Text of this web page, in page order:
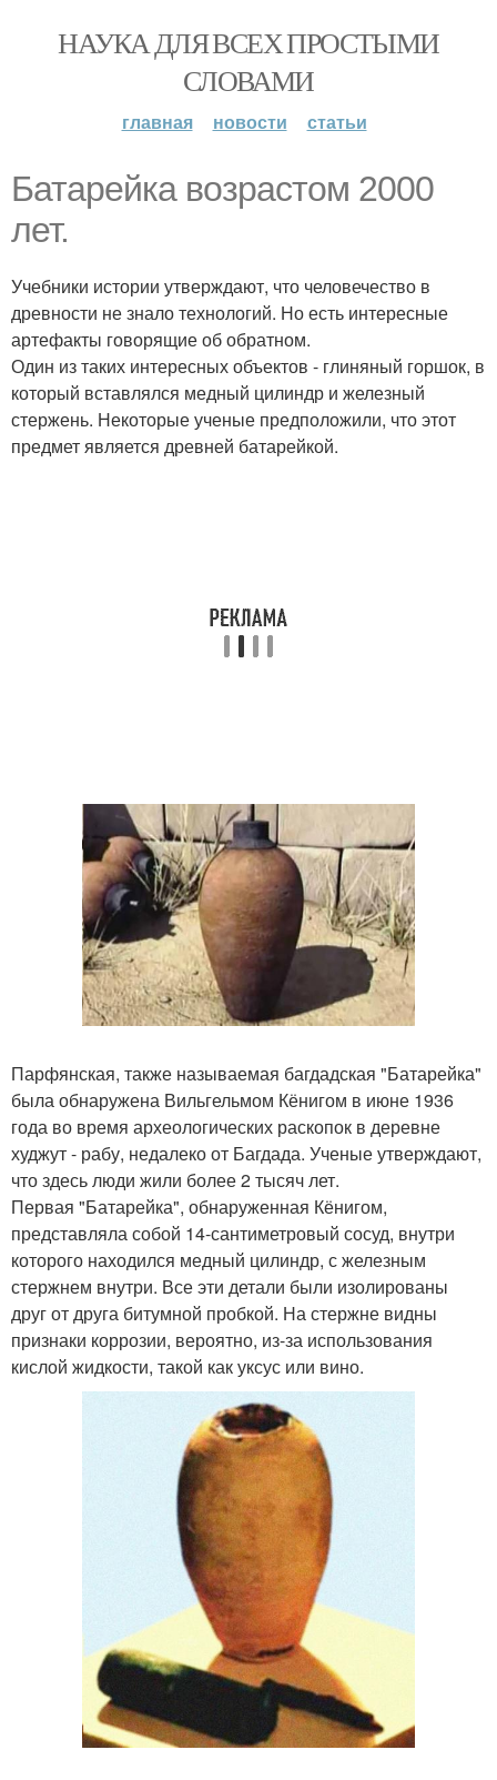
НАУКА ДЛЯ ВСЕХ ПРОСТЫМИ
СЛОВАМИ
главная новости статьи
Батарейка возрастом 2000
лет.
Учебники истории утверждают, что человечество в
древности не знало технологий. Но есть интересные
артефакты говорящие об обратном.
Один из таких интересных объектов - глиняный горшок, в
который вставлялся медный цилиндр и железный
стержень. Некоторые ученые предположили, что этот
предмет является древней батарейкой.
Парфянская, также называемая багдадская "Батарейка"
была обнаружена Вильгельмом Кёнигом в июне 1936
года во время археологических раскопок в деревне
худжут - рабу, недалеко от Багдада. Ученые утверждают,
что здесь люди жили более 2 тысяч лет.
Первая "Батарейка", обнаруженная Кёнигом,
представляла собой 14-сантиметровый сосуд, внутри
которого находился медный цилиндр, с железным
стержнем внутри. Все эти детали были изолированы
друг от друга битумной пробкой. На стержне видны
признаки коррозии, вероятно, из-за использования
кислой жидкости, такой как уксус или вино.